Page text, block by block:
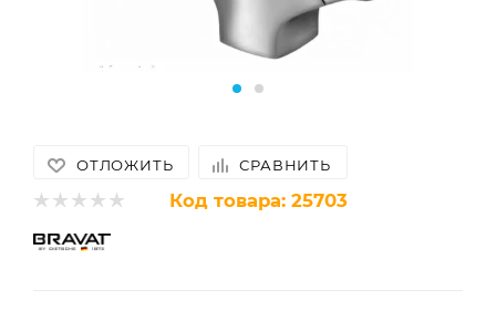
ОТЛОЖИТЬ СРАВНИТЬ
Код товара: 25703